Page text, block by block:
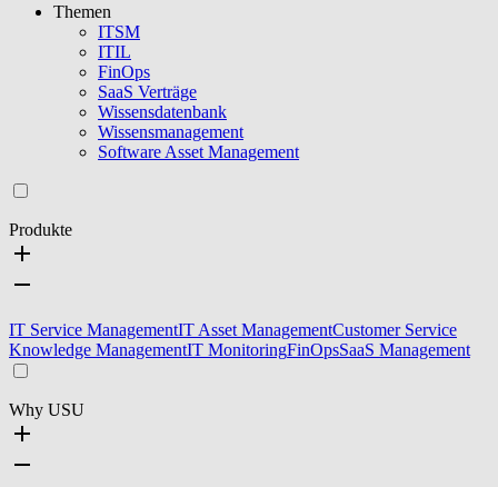
Themen
ITSM
ITIL
FinOps
SaaS Verträge
Wissensdatenbank
Wissensmanagement
Software Asset Management
Produkte
IT Service ManagementIT Asset ManagementCustomer Service
Knowledge ManagementIT MonitoringFinOpsSaaS Management
Why USU